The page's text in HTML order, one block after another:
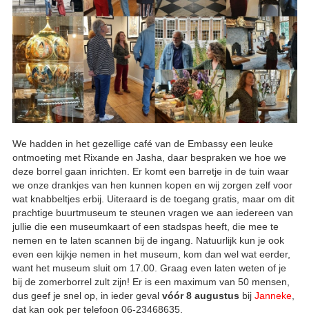
We hadden in het gezellige café van de Embassy een leuke
ontmoeting met Rixande en Jasha, daar bespraken we hoe we
deze borrel gaan inrichten. Er komt een barretje in de tuin waar
we onze drankjes van hen kunnen kopen en wij zorgen zelf voor
wat knabbeltjes erbij. Uiteraard is de toegang gratis, maar om dit
prachtige buurtmuseum te steunen vragen we aan iedereen van
jullie die een museumkaart of een stadspas heeft, die mee te
nemen en te laten scannen bij de ingang. Natuurlijk kun je ook
even een kijkje nemen in het museum, kom dan wel wat eerder,
want het museum sluit om 17.00. Graag even laten weten of je
bij de zomerborrel zult zijn! Er is een maximum van 50 mensen,
dus geef je snel op, in ieder geval vóór8 augustus bij Janneke
dat kan ook per telefoon 06-23468635.